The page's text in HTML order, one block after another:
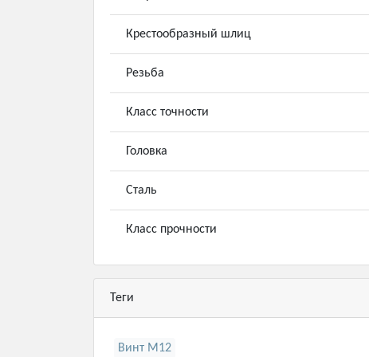
Крестообразный шлиц
Резьба
Класс точности
Головка
Сталь
Класс прочности
Теги
Винт М12